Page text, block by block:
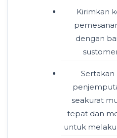
Kirimkan
dengan
Sertakan
seakurat
tepat dan
untuk